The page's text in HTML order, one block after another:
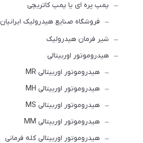
پمپ پره ای یا پمپ کاتریچی
فروشگاه صنایع هیدرولیک ایرانیان
شیر فرمان هیدرولیک
هیدروموتور اوربیتالی
هیدروموتور اوربیتالی MR
هیدروموتور اوربیتالی MH
هیدروموتور اوربیتالی MS
هیدروموتور اوربیتالی MM
هیدروموتور اوربیتالی کله فرمانی